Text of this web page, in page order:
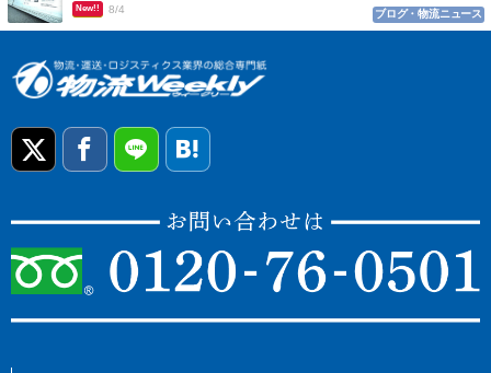
New!! 8/4 ブログ・物流ニュース